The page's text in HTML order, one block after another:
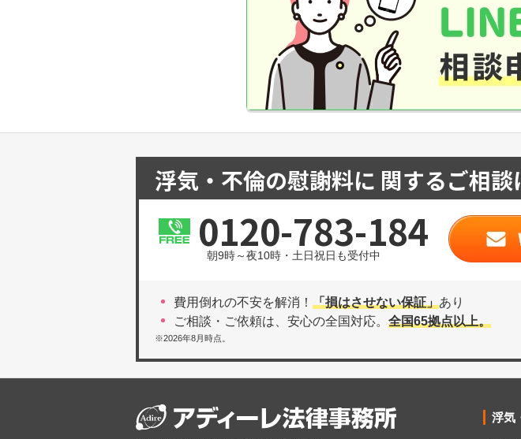
浮気・不倫の慰謝料に 関するご相談
0120-783-184
朝9時～夜10時・土日祝日も受付中
費用倒れの不安を解消！ 「損はさせない保証」あり
ご相談・ご依頼は、安心の全国対応。 全国65拠点以上。
※2026年8月時点。
浮気